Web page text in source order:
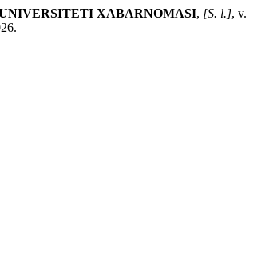
UNIVERSITETI XABARNOMASI, [S. l.], v.